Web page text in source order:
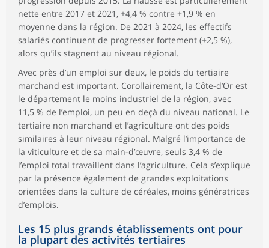
nette entre 2017 et 2021, +4,4 % contre +1,9 % en
moyenne dans la région. De 2021 à 2024, les effectifs
salariés continuent de progresser fortement (+2,5 %),
alors qu’ils stagnent au niveau régional.
Avec près d’un emploi sur deux, le poids du tertiaire
marchand est important. Corollairement, la Côte-d’Or est
le département le moins industriel de la région, avec
11,5 % de l’emploi, un peu en deçà du niveau national. Le
tertiaire non marchand et l’agriculture ont des poids
similaires à leur niveau régional. Malgré l’importance de
la viticulture et de sa main-d’œuvre, seuls 3,4 % de
l’emploi total travaillent dans l’agriculture. Cela s’explique
par la présence également de grandes exploitations
orientées dans la culture de céréales, moins génératrices
d’emplois.
Les 15 plus grands établissements ont pour
la plupart des activités tertiaires